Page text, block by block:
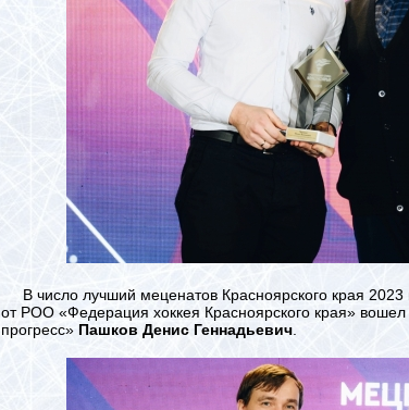
В число лучший меценатов Красноярского края 2023
от РОО «Федерация хоккея Красноярского края»
прогресс» Пашков Денис Геннадьевич